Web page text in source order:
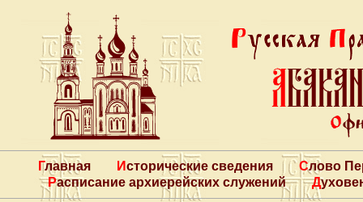
Главная Исторические сведения
Слово
Расписание архиерейских служений